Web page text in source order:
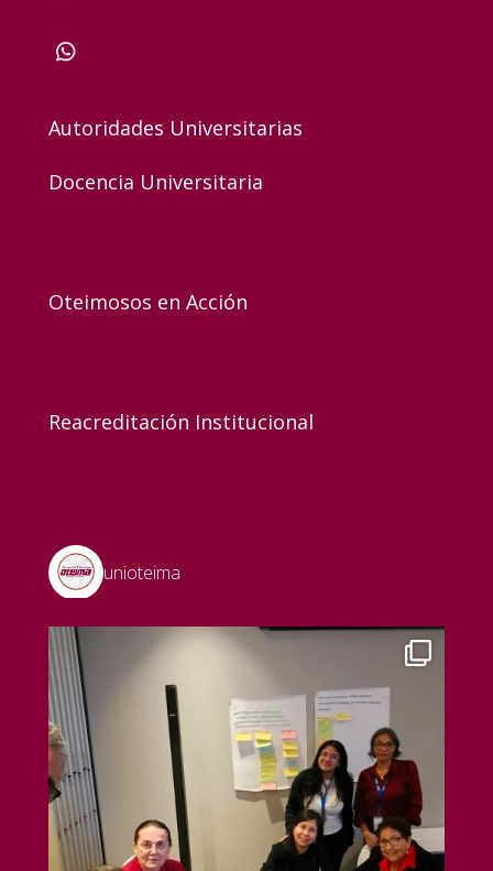
Autoridades Universitarias
Docencia Universitaria
Oteimosos en Acción
Reacreditación Institucional
unioteima